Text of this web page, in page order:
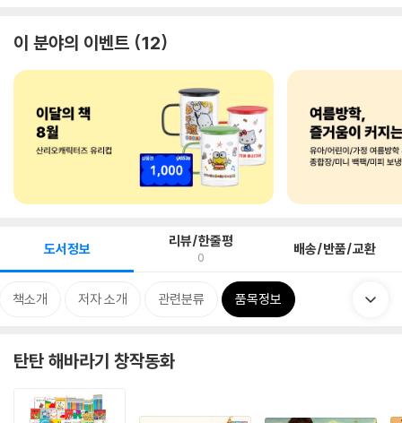
이 분야의 이벤트 12
도서정보 리뷰/한줄평
0 배송/반품/교환
책소개 저자 소개 관련분류 품목정보
탄탄 해바라기 창작동화